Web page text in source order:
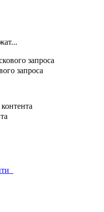
запроса
запроса